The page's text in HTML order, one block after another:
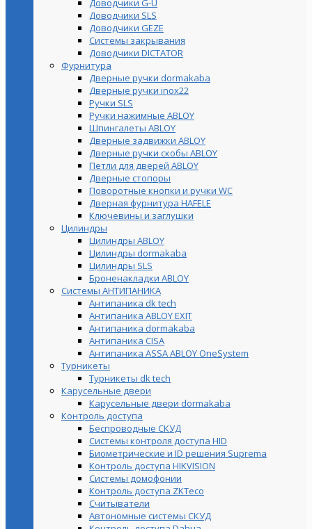
Доводчики SLS
Доводчики GEZE
Cистемы закрывания
Доводчики DICTATOR
Фурнитура
Дверные ручки dormakaba
Дверные ручки inox22
Ручки SLS
Ручки нажимные ABLOY
Шпингалеты ABLOY
Дверные задвижки ABLOY
Дверные ручки скобы ABLOY
Петли для дверей ABLOY
Дверные стопоры
Поворотные кнопки и ручки WC
Дверная фурнитура HAFELE
Ключевины и заглушки
Цилиндры
Цилиндры ABLOY
Цилиндры dormakaba
Цилиндры SLS
Броненакладки ABLOY
Системы АНТИПАНИКА
Антипаника dk tech
Антипаника ABLOY EXIT
Антипаника dormakaba
Антипаника СISA
Антипаника ASSA ABLOY OneSystem
Турникеты
Турникеты dk tech
Карусельные двери
Карусельные двери dormakaba
Контроль доступа
Беспроводные СКУД
Системы контроля доступа HID
Биометрические и ID решения Suprema
Контроль доступа HIKVISION
Системы домофонии
Контроль доступа ZKTeco
Считыватели
Автономные системы СКУД